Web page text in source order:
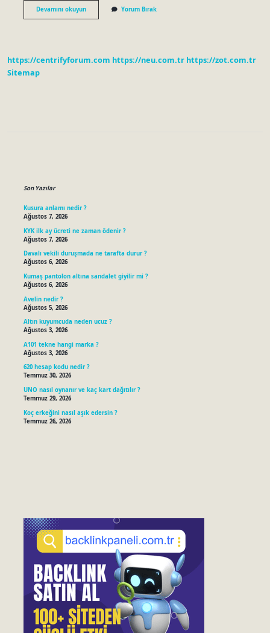
Devamını okuyunKapalı
Tohumlu
Yorum Bırak
https://centrifyforum.com https://neu.com.tr https://zot.com.tr
Sitemap
Son Yazılar
Kusura anlamı nedir ?
Ağustos 7, 2026
KYK ilk ay ücreti ne zaman ödenir ?
Ağustos 7, 2026
Davalı vekili duruşmada ne tarafta durur ?
Ağustos 6, 2026
Kumaş pantolon altına sandalet giyilir mi ?
Ağustos 6, 2026
Avelin nedir ?
Ağustos 5, 2026
Altın kuyumcuda neden ucuz ?
Ağustos 3, 2026
A101 tekne hangi marka ?
Ağustos 3, 2026
620 hesap kodu nedir ?
Temmuz 30, 2026
UNO nasıl oynanır ve kaç kart dağıtılır ?
Temmuz 29, 2026
Koç erkeğini nasıl aşık edersin ?
Temmuz 26, 2026